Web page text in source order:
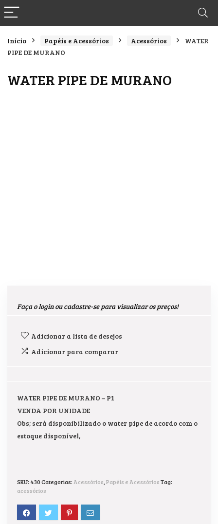
Início Papéis e Acessórios Acessórios
WATER
PIPE DE MURANO
WATER PIPE DE MURANO
Faça o login ou cadastre-se para visualizar os preços!
Adicionar a lista de desejos
Adicionar para comparar
WATER PIPE DE MURANO – P1
VENDA POR UNIDADE
Obs; será disponibilizado o water pipe de acordo com o
estoque disponível,
SKU: 430Categorias: Acessórios Papéis e AcessóriosTag:
acessórios